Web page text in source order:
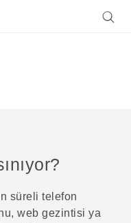
süreli telefon
web gezintisi ya